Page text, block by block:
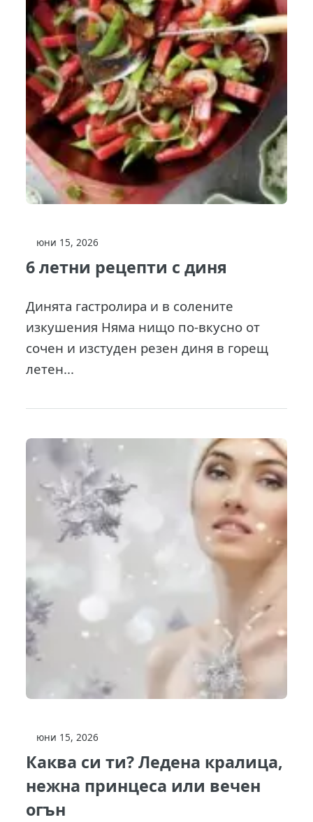
юни 15, 2026
6 летни рецепти с диня
Динята гастролира и в солените
изкушения Няма нищо по-вкусно от
сочен и изстуден резен диня в горещ
летен...
юни 15, 2026
Каква си ти? Ледена кралица,
нежна принцеса или вечен
огън